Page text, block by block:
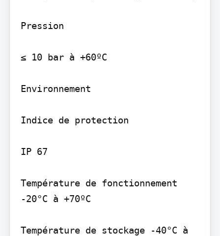
Pression
≤ 10 bar à +60ºC
Environnement
Indice de protection
IP 67
Température de fonctionnement
-20°C à +70ºC
Température de stockage -40°C à